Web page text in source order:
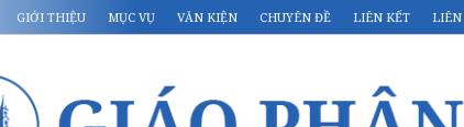
GIỚI THIỆU MỤC VỤ VĂN KIỆN CHUYÊN ĐỀ LIÊN KẾT